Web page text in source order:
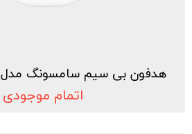
هدفون بی سیم سامسونگ مدل Galaxy Buds 2
اتمام موجودی